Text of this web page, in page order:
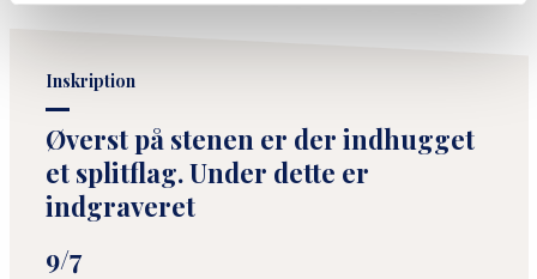
Inskription
Øverst på stenen er der indhugget
et splitflag. Under dette er
indgraveret
9/7